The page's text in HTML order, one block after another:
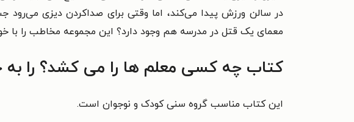
در سالن ورزش پیدا می‌کند، اما وقتی برای صداکردن دیزی می‌رود
معمای یک قتل در مدرسه هم وجود دارد؟ این مجموعه مخاطب را با
کتاب چه کسی معلم ها را می کشد؟ را
این کتاب مناسب گروه سنی کودک و نوجوان است.